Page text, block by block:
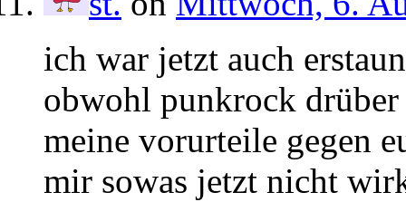
ich war jetzt auch
obwohl punkrock
meine vorurteile gegen
mir sowas jetzt nicht